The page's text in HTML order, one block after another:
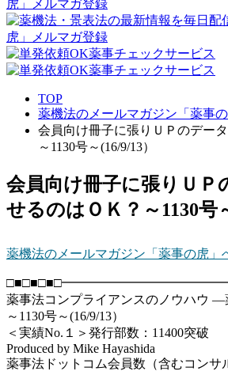
TOP
薬機法のメールマガジン「薬事
会員向け冊子に張りＵＰのデー
～1130号～(16/9/13）
会員向け冊子に張りＵＰ
せるのはＯＫ？～1130号
薬機法のメールマガジン「薬事の虎」
薬事法コンプライアンスのノウハウ
～1130号～(16/9/13）
＜実績No.１＞発行部数：11400突破
Produced by Mike Hayashida
薬事法ドットコム会員数（含むコンサ